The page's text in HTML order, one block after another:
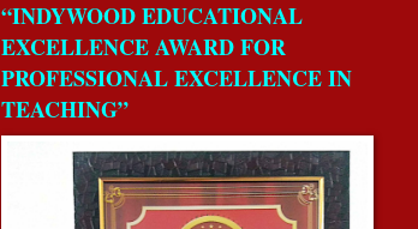
“INDYWOOD EDUCATIONAL
EXCELLENCE AWARD FOR
PROFESSIONAL EXCELLENCE IN
TEACHING”